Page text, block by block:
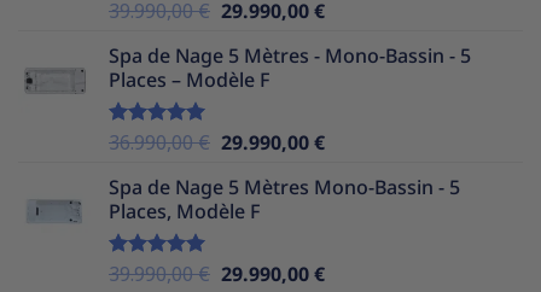
Note5.00
39.990,00€ Le
initial
était :
29.990,00€Le
actuel
Spa de Nage 5 Mètres - Mono-Bassin - 5
Places – Modèle F
Note5.00
36.990,00€ Le
initial
était :
29.990,00€Le
actuel
Spa de Nage 5 Mètres Mono-Bassin - 5
Places, Modèle F
Note5.00
39.990,00€ Le
29.990,00€Le